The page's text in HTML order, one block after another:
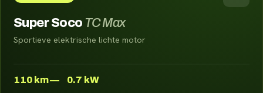
Super Soco TC Max
Sportieve elektrische lichte motor
110 km— 0.7 kW